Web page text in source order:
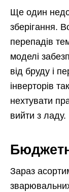
Ще один
зберігання.
перепадів
моделі
від бруду і
інверторів
нехтувати
вийти з ладу.
Зараз